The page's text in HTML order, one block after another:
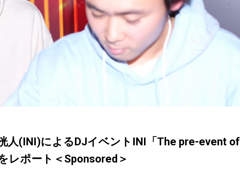
人(INI)によるDJイベントINI「The pre-event of
レポート＜Sponsored＞